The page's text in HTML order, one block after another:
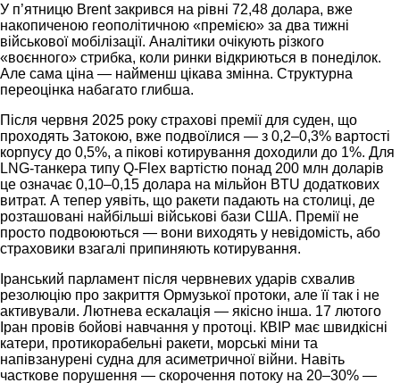
У п’ятницю Brent закрився на рівні 72,48 долара, вже
накопиченою геополітичною «премією» за два тижні
військової мобілізації. Аналітики очікують різкого
«воєнного» стрибка, коли ринки відкриються в понеділок.
Але сама ціна — найменш цікава змінна. Структурна
переоцінка набагато глибша.
Після червня 2025 року страхові премії для суден, що
проходять Затокою, вже подвоїлися — з 0,2–0,3% вартості
корпусу до 0,5%, а пікові котирування доходили до 1%. Для
LNG-танкера типу Q-Flex вартістю понад 200 млн доларів
це означає 0,10–0,15 долара на мільйон BTU додаткових
витрат. А тепер уявіть, що ракети падають на столиці, де
розташовані найбільші військові бази США. Премії не
просто подвоюються — вони виходять у невідомість, або
страховики взагалі припиняють котирування.
Іранський парламент після червневих ударів схвалив
резолюцію про закриття Ормузької протоки, але її так і не
активували. Лютнева ескалація — якісно інша. 17 лютого
Іран провів бойові навчання у протоці. КВІР має швидкісні
катери, протикорабельні ракети, морські міни та
напівзанурені судна для асиметричної війни. Навіть
часткове порушення — скорочення потоку на 20–30% —